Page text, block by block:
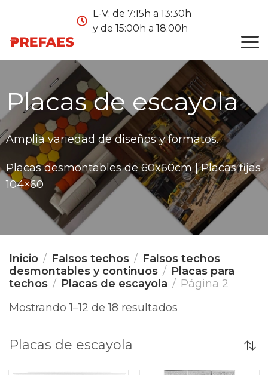
L-V: de 7:15h a 13:30h
y de 15:00h a 18:00h
Placas de escayola
Amplia variedad de diseños y formatos.
Placas desmontables de 60x60cm | Placas fijas
104×60
Inicio Falsos techos
Falsos techos
desmontables y continuos
Placas para
techos
Placas de escayola
Página 2
Mostrando 1–12 de 18 resultados
Placas de escayola